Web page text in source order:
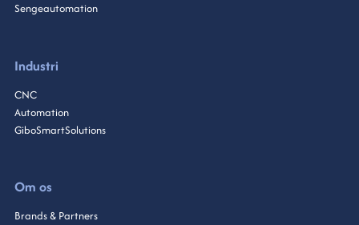
Sengeautomation
Industri
CNC
Automation
GiboSmartSolutions
Om os
Brands & Partners